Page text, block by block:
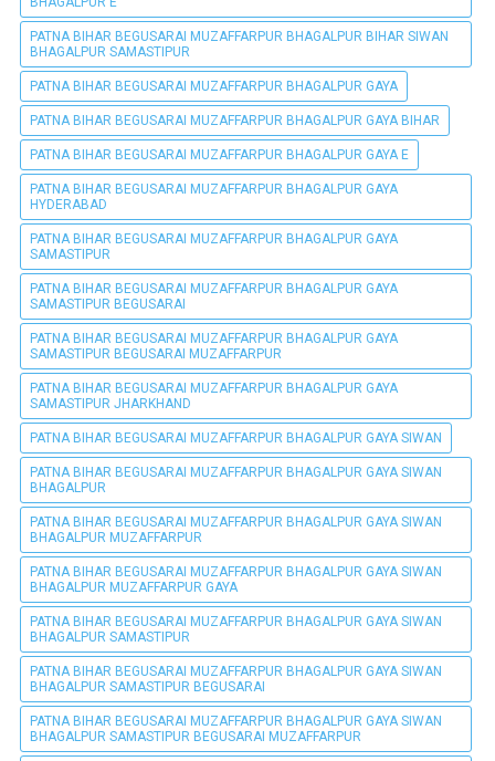
PATNA BIHAR BEGUSARAI MUZAFFARPUR BHAGALPUR BIHAR SIWAN
BHAGALPUR SAMASTIPUR
PATNA BIHAR BEGUSARAI MUZAFFARPUR BHAGALPUR GAYA
PATNA BIHAR BEGUSARAI MUZAFFARPUR BHAGALPUR GAYA BIHAR
PATNA BIHAR BEGUSARAI MUZAFFARPUR BHAGALPUR GAYA E
PATNA BIHAR BEGUSARAI MUZAFFARPUR BHAGALPUR GAYA
HYDERABAD
PATNA BIHAR BEGUSARAI MUZAFFARPUR BHAGALPUR GAYA
SAMASTIPUR
PATNA BIHAR BEGUSARAI MUZAFFARPUR BHAGALPUR GAYA
SAMASTIPUR BEGUSARAI
PATNA BIHAR BEGUSARAI MUZAFFARPUR BHAGALPUR GAYA
SAMASTIPUR BEGUSARAI MUZAFFARPUR
PATNA BIHAR BEGUSARAI MUZAFFARPUR BHAGALPUR GAYA
SAMASTIPUR JHARKHAND
PATNA BIHAR BEGUSARAI MUZAFFARPUR BHAGALPUR GAYA SIWAN
PATNA BIHAR BEGUSARAI MUZAFFARPUR BHAGALPUR GAYA SIWAN
BHAGALPUR
PATNA BIHAR BEGUSARAI MUZAFFARPUR BHAGALPUR GAYA SIWAN
BHAGALPUR MUZAFFARPUR
PATNA BIHAR BEGUSARAI MUZAFFARPUR BHAGALPUR GAYA SIWAN
BHAGALPUR MUZAFFARPUR GAYA
PATNA BIHAR BEGUSARAI MUZAFFARPUR BHAGALPUR GAYA SIWAN
BHAGALPUR SAMASTIPUR
PATNA BIHAR BEGUSARAI MUZAFFARPUR BHAGALPUR GAYA SIWAN
BHAGALPUR SAMASTIPUR BEGUSARAI
PATNA BIHAR BEGUSARAI MUZAFFARPUR BHAGALPUR GAYA SIWAN
BHAGALPUR SAMASTIPUR BEGUSARAI MUZAFFARPUR